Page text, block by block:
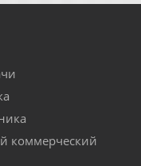
коммерческий